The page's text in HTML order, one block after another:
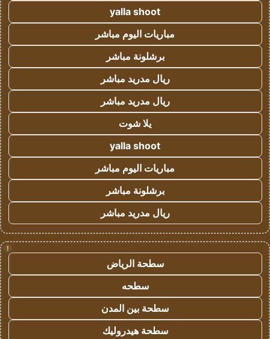
yalla shoot
مباريات اليوم مباشر
برشلونة مباشر
ريال مدريد مباشر
ريال مدريد مباشر
يلا شوت
yalla shoot
مباريات اليوم مباشر
برشلونة مباشر
ريال مدريد مباشر
!
سطحة الرياض
سطحه
سطحة بين المدن
سطحة هيدروليك